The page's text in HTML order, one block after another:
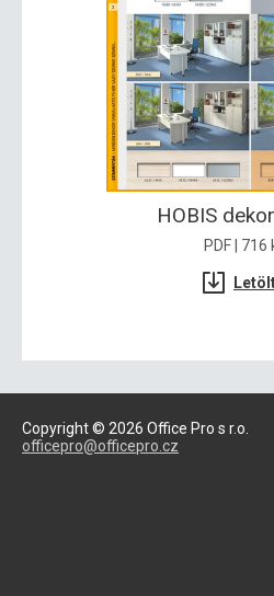
HOBIS
PDF | 716
Copyright © 2026 Office Pro s r.o.
officepro@officepro.cz